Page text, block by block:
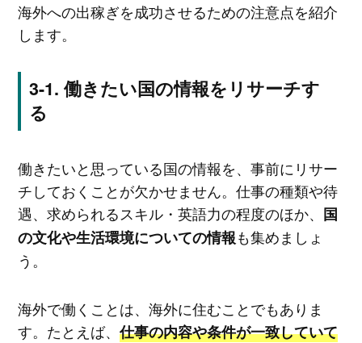
海外への出稼ぎを成功させるための注意点を紹介
します。
働きたい国の情報をリサーチす
る
働きたいと思っている国の情報を、事前にリサー
チしておくことが欠かせません。仕事の種類や待
遇、求められるスキル・英語力の程度のほか、 国
の文化や生活環境についての情報も集めましょ
う。
海外で働くことは、海外に住むことでもありま
す。たとえば、仕事の内容や条件が一致していて